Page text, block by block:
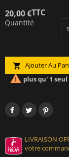
20,00 €TTC
Quantité
 Ajouter Au
 plus qu' 1
LIVRAISON
votre